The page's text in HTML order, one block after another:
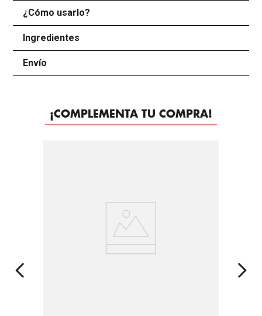
¿Cómo usarlo?
Ingredientes
Envío
¡COMPLEMENTA TU COMPRA!